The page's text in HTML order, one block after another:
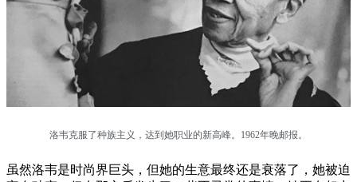
洛韦克服了种族主义，达到她职业的新高峰。1962年晚邮报。
虽然洛韦是时尚界巨头，但她的生意最终还是衰落了，她被迫